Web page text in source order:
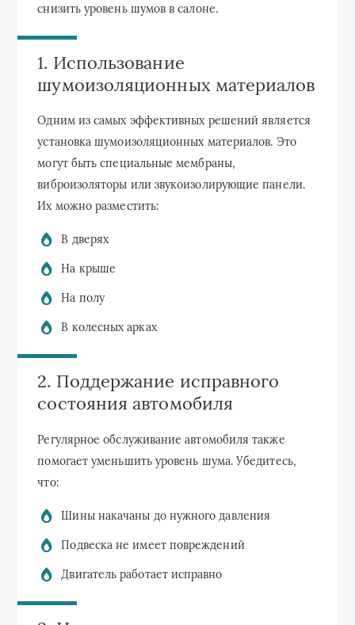
снизить уровень шумов в салоне.
1. Использование
шумоизоляционных материалов
Одним из самых эффективных решений является
установка шумоизоляционных материалов. Это
могут быть специальные мембраны,
виброизоляторы или звукоизолирующие панели.
Их можно разместить:
В дверях
На крыше
На полу
В колесных арках
2. Поддержание исправного
состояния автомобиля
Регулярное обслуживание автомобиля также
помогает уменьшить уровень шума. Убедитесь,
что:
Шины накачаны до нужного давления
Подвеска не имеет повреждений
Двигатель работает исправно